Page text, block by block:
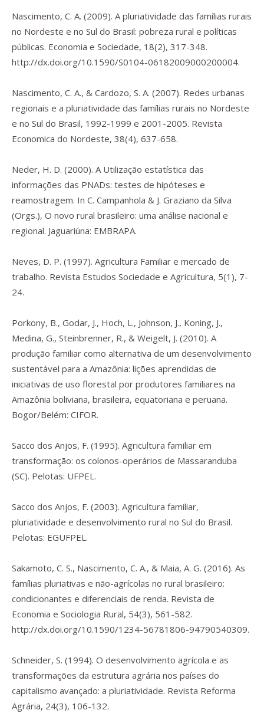
Nascimento, C. A. (2009). A pluriatividade das famílias rurais
no Nordeste e no Sul do Brasil: pobreza rural e políticas
públicas. Economia e Sociedade, 18(2), 317-348.
http://dx.doi.org/10.1590/S0104-06182009000200004.
Nascimento, C. A., & Cardozo, S. A. (2007). Redes urbanas
regionais e a pluriatividade das famílias rurais no Nordeste
e no Sul do Brasil, 1992-1999 e 2001-2005. Revista
Economica do Nordeste, 38(4), 637-658.
Neder, H. D. (2000). A Utilização estatística das
informações das PNADs: testes de hipóteses e
reamostragem. In C. Campanhola & J. Graziano da Silva
(Orgs.), O novo rural brasileiro: uma análise nacional e
regional. Jaguariúna: EMBRAPA.
Neves, D. P. (1997). Agricultura Familiar e mercado de
trabalho. Revista Estudos Sociedade e Agricultura, 5(1), 7-
24.
Porkony, B., Godar, J., Hoch, L., Johnson, J., Koning, J.,
Medina, G., Steinbrenner, R., & Weigelt, J. (2010). A
produção familiar como alternativa de um desenvolvimento
sustentável para a Amazônia: lições aprendidas de
iniciativas de uso florestal por produtores familiares na
Amazônia boliviana, brasileira, equatoriana e peruana.
Bogor/Belém: CIFOR.
Sacco dos Anjos, F. (1995). Agricultura familiar em
transformação: os colonos-operários de Massaranduba
(SC). Pelotas: UFPEL.
Sacco dos Anjos, F. (2003). Agricultura familiar,
pluriatividade e desenvolvimento rural no Sul do Brasil.
Pelotas: EGUFPEL.
Sakamoto, C. S., Nascimento, C. A., & Maia, A. G. (2016). As
famílias pluriativas e não-agrícolas no rural brasileiro:
condicionantes e diferenciais de renda. Revista de
Economia e Sociologia Rural, 54(3), 561-582.
http://dx.doi.org/10.1590/1234-56781806-94790540309.
Schneider, S. (1994). O desenvolvimento agrícola e as
transformações da estrutura agrária nos países do
capitalismo avançado: a pluriatividade. Revista Reforma
Agrária, 24(3), 106-132.